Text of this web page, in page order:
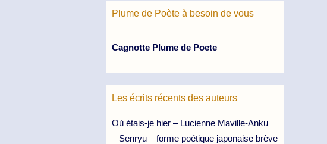
Plume de Poète à besoin de vous
Cagnotte Plume de Poete
Les écrits récents des auteurs
Où étais-je hier – Lucienne Maville-Anku
– Senryu – forme poétique japonaise brève